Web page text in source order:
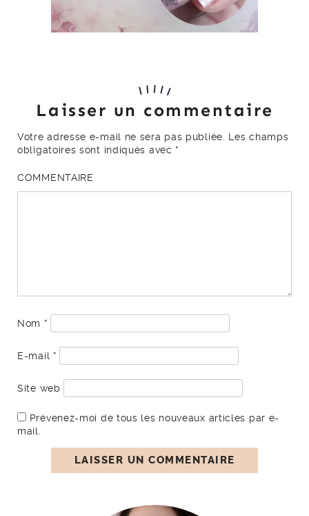
Laisser un commentaire
Votre adresse e-mail ne sera pas publiée.
Les champs
obligatoires sont indiqués avec *
COMMENTAIRE
Nom *
E-mail *
Site web
Prévenez-moi de tous les nouveaux articles par e-
mail.